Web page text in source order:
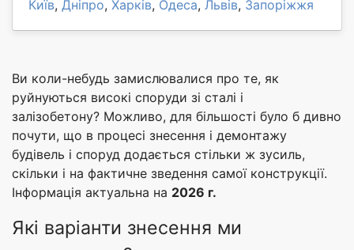
Київ, Дніпро, Харків, Одеса, Львів, Запоріжжя
Ви коли-небудь замислювалися про те, як
руйнуються високі споруди зі сталі і
залізобетону? Можливо, для більшості було б дивно
почути, що в процесі знесення і демонтажу
будівель і споруд додається стільки ж зусиль,
скільки і на фактичне зведення самої конструкції.
Інформація актуальна на 2026 г.
Які варіанти знесення ми